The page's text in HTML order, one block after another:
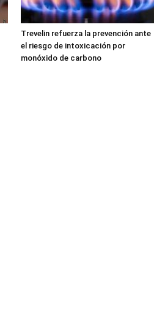
Trevelin refuerza la prevención ante
el riesgo de intoxicación por
monóxido de carbono